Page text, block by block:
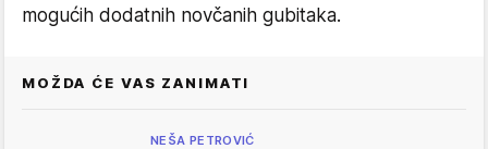
mogućih dodatnih novčanih gubitaka.
MOŽDA ĆE VAS ZANIMATI
NEŠA PETROVIĆ